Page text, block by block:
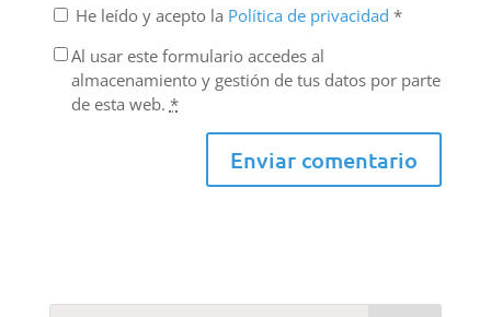
He leído y acepto la Política de privacidad *
Al usar este formulario accedes al
almacenamiento y gestión de tus datos por parte
de esta web. *